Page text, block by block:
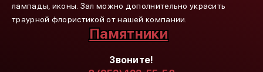
лампады, иконы. Зал можно дополнительно украсить
траурной флористикой от нашей компании.
Памятники
Звоните!